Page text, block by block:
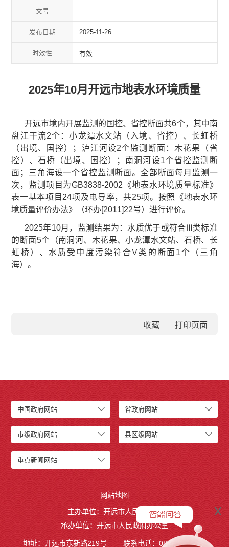
文号
发布日期 2025-11-26
时效性 有效
2025年10月开远市地表水环境质量
开远市境内开展监测的国控、省控断面共6个，其中南
盘江干流2个：小龙潭水文站（入境、省控）、长虹桥
（出境、国控）；泸江河设2个监测断面：木花果（省
控）、石桥（出境、国控）；南洞河设1个省控监测断
面；三角海设一个省控监测断面。全部断面每月监测一
次，监测项目为GB3838-2002《地表水环境质量标准》
表一基本项目24项及电导率，共25项。按照《地表水环
境质量评价办法》（环办[2011]22号）进行评价。
2025年10月，监测结果为：水质优于或符合Ⅲ类标准
的断面5个（南洞河、木花果、小龙潭水文站、石桥、长
虹桥）、水质受中度污染符合Ⅴ类的断面1个（三角
海）。
收藏
中国政府网站 省政府网站
市级政府网站 县区级网站
重点新闻网站
网站地图
主办单位：开远市人民政府
承办单位：开远市人民政府办公室
地址：开远市东新路219号 联系电话：0873-7236877
x